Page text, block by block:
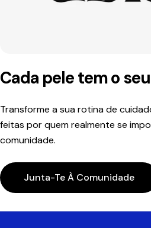
Cada pele tem o seu
Transforme a sua rotina de
feitas por quem realmente se
comunidade.
Junta-Te À Comunidade